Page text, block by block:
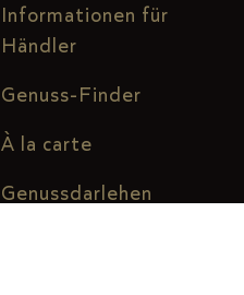
Informationen für
Händler
Genuss-Finder
À la carte
Genussdarlehen